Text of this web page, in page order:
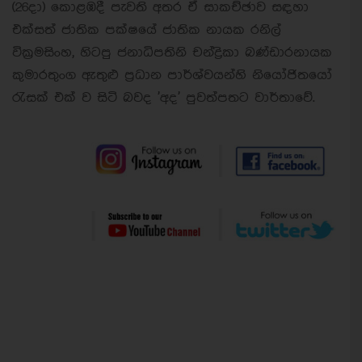
(26දා) කොළඹදී පැවති අතර ඒ සාකච්ඡාව සඳහා
එක්සත් ජාතික පක්ෂයේ ජාතික නායක රනිල්
වික්‍රමසිංහ, හිටපු ජනාධිපතිනි චන්ද්‍රිකා බණ්ඩාරනායක
කුමාරතුංග ඇතුළු ප්‍රධාන පාර්ශ්වයන්හි නියෝජිතයෝ
රැසක් එක් ව සිටි බවද 'අද' පුවත්පතට වාර්තාවේ.